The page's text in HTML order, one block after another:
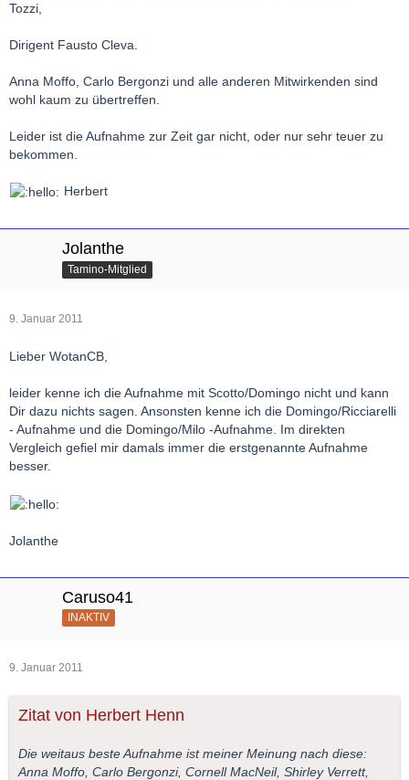
Tozzi,
Dirigent Fausto Cleva.
Anna Moffo, Carlo Bergonzi und alle anderen Mitwirkenden sind
wohl kaum zu übertreffen.
Leider ist die Aufnahme zur Zeit gar nicht, oder nur sehr teuer zu
bekommen.
Herbert
Jolanthe
Tamino-Mitglied
9. Januar 2011
Lieber WotanCB,
leider kenne ich die Aufnahme mit Scotto/Domingo nicht und kann
Dir dazu nichts sagen. Ansonsten kenne ich die Domingo/Ricciarelli
- Aufnahme und die Domingo/Milo -Aufnahme. Im direkten
Vergleich gefiel mir damals immer die erstgenannte Aufnahme
besser.
Jolanthe
Caruso41
INAKTIV
9. Januar 2011
Zitat von Herbert Henn
Die weitaus beste Aufnahme ist meiner Meinung nach diese:
Anna Moffo, Carlo Bergonzi, Cornell MacNeil, Shirley Verrett,